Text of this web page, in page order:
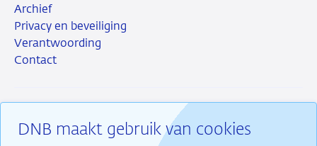
DNB maakt gebruik van cookies
Archief
Privacy en beveiliging
Verantwoording
Contact
RSS InstagramLinkedin
X